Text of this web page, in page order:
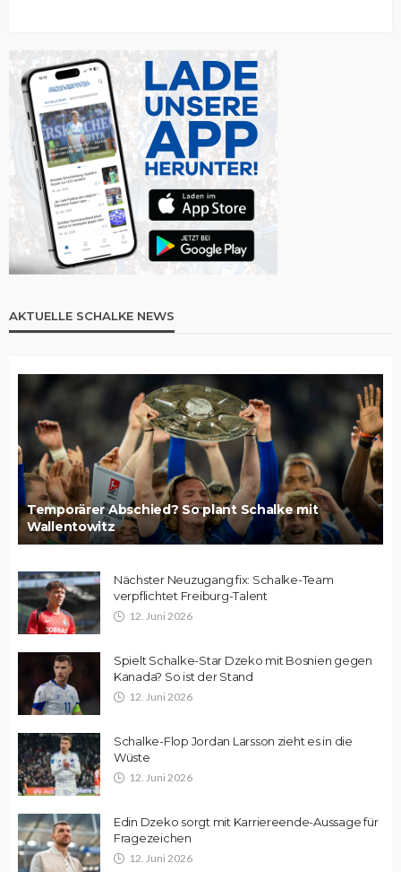
AKTUELLE SCHALKE NEWS
Temporärer Abschied? So plant Schalke mit
Wallentowitz
Nächster Neuzugang fix: Schalke-Team
verpflichtet Freiburg-Talent
12. Juni 2026
Spielt Schalke-Star Dzeko mit Bosnien gegen
Kanada? So ist der Stand
12. Juni 2026
Schalke-Flop Jordan Larsson zieht es in die
Wüste
12. Juni 2026
Edin Dzeko sorgt mit Karriereende-Aussage für
Fragezeichen
12. Juni 2026